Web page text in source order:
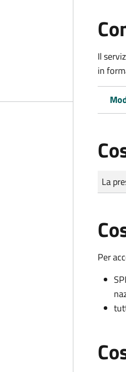
Il
in
Tipo
La
Per